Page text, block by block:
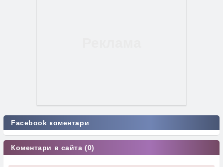
Facebook коментари
Коментари в сайта (0)